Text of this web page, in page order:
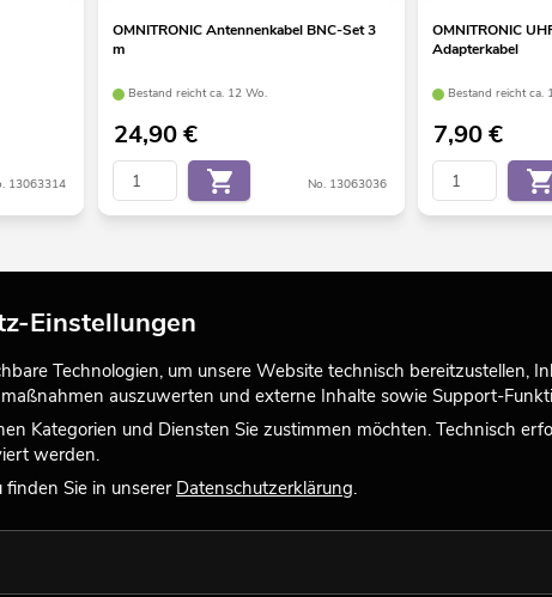
13063314
OMNITRONIC Antennenkabel BNC-Set 3
m
Bestand reicht ca. 12 Wo.
24,90€
No. 13063036
OMNITRONIC
Adapterkabel
Bestand reicht ca.
7,90€
Einstellungen
Technologien, um unsere Website technisch bereitzustellen,
auszuwerten und externe Inhalte sowie Support-
Kategorien und Diensten Sie zustimmen möchten. Technisch
werden.
Sie in unserer Datenschutzerklärung.